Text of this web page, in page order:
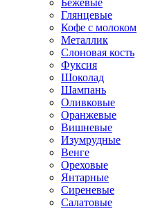
Бежевые
Глянцевые
Кофе с молоком
Металлик
Слоновая кость
Фуксия
Шоколад
Шампань
Оливковые
Оранжевые
Вишневые
Изумрудные
Венге
Ореховые
Янтарные
Сиреневые
Салатовые